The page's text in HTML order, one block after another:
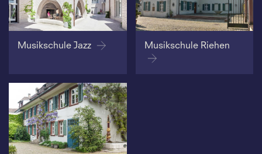
Musikschule Jazz Musikschule Riehen